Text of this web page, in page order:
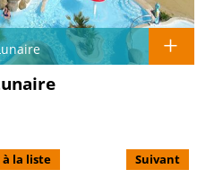
la liste Suivant